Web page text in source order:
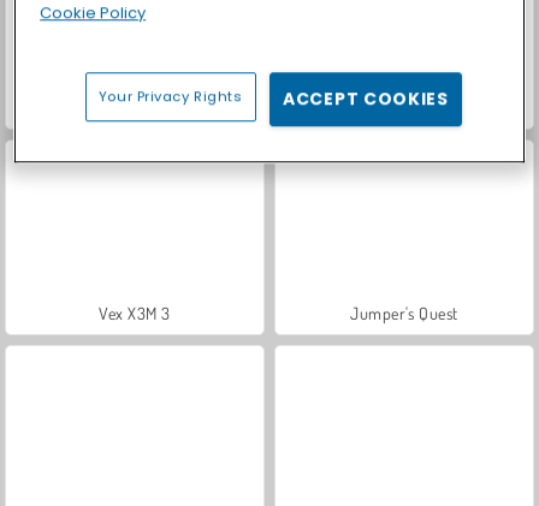
Let's Fish! Casino World
Vex X3M 3 Jumper's Quest
Cookie Policy
Your Privacy Rights ACCEPT COOKIES